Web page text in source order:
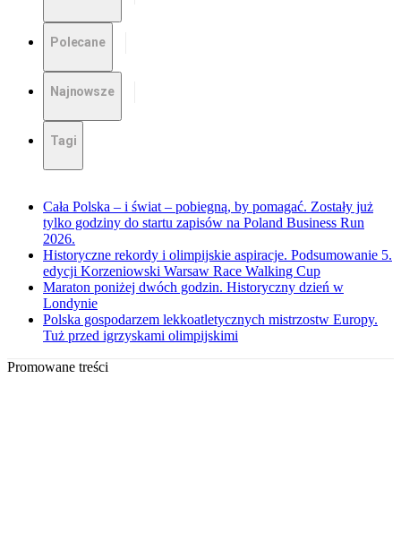
Polecane
Najnowsze
Tagi
Cała Polska – i świat – pobiegną, by pomagać. Zostały już
tylko godziny do startu zapisów na Poland Business Run
2026.
Historyczne rekordy i olimpijskie aspiracje. Podsumowanie 5.
edycji Korzeniowski Warsaw Race Walking Cup
Maraton poniżej dwóch godzin. Historyczny dzień w
Londynie
Polska gospodarzem lekkoatletycznych mistrzostw Europy.
Tuż przed igrzyskami olimpijskimi
Promowane treści